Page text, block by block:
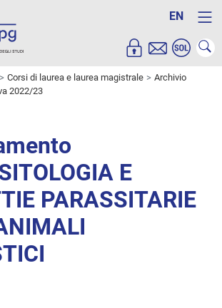
EN
Corsi di laurea e laurea magistrale
Archivio
2022/23
E
PARASSITARIE